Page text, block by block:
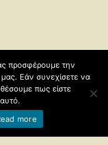
προσβασιμότητας
προσφέρουμε την
μας. Εάν συνεχίσετε να
πως είστε
more